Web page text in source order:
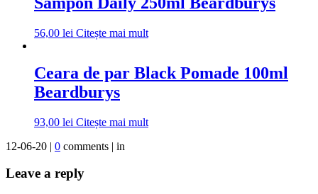
56,00 lei Citește mai mult
Ceara de par Black Pomade 100ml
Beardburys
93,00 lei Citește mai mult
12-06-20 | 0 comments | in
Leave a reply